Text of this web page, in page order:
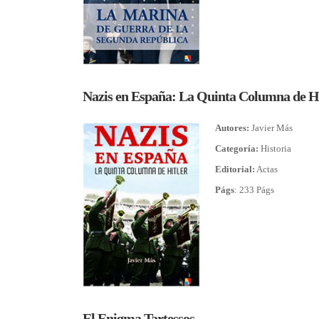
Nazis en España: La Quinta Columna de
Autores: Javier Más
Categoría: Historia
Editorial: Actas
Págs: 233 Págs